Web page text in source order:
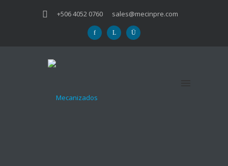
+506 4052 0760 sales@mecinpre.com